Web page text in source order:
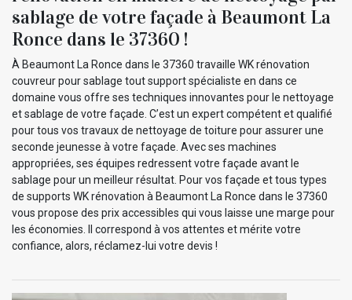
sablage de votre façade à Beaumont La
Ronce dans le 37360 !
À Beaumont La Ronce dans le 37360 travaille WK rénovation
couvreur pour sablage tout support spécialiste en dans ce
domaine vous offre ses techniques innovantes pour le nettoyage
et sablage de votre façade. C’est un expert compétent et qualifié
pour tous vos travaux de nettoyage de toiture pour assurer une
seconde jeunesse à votre façade. Avec ses machines
appropriées, ses équipes redressent votre façade avant le
sablage pour un meilleur résultat. Pour vos façade et tous types
de supports WK rénovation à Beaumont La Ronce dans le 37360
vous propose des prix accessibles qui vous laisse une marge pour
les économies. Il correspond à vos attentes et mérite votre
confiance, alors, réclamez-lui votre devis !